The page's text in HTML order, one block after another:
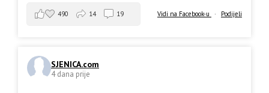
Vidi na Facebook-u · Podijeli
490 14 19
SJENICA.com
4 dana prije